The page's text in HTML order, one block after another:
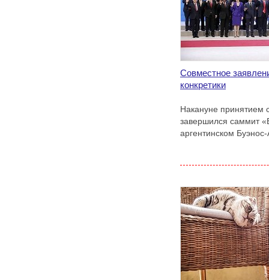
Совместное
конкретики
Накануне принятием
завершился саммит
аргентинском